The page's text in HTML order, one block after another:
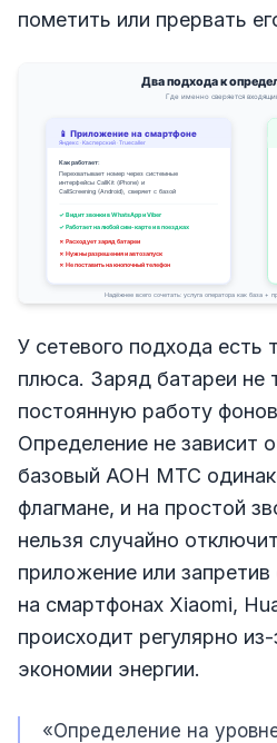
пометить или прервать
У сетевого подхода есть
плюса. Заряд батареи не
постоянную работу
Определение не зависит
базовый АОН МТС
флагмане, и на простой
нельзя случайно
приложение или
на смартфонах Xiaomi,
происходит регулярно
экономии энергии.
«Определение на